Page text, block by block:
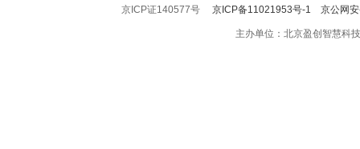
京ICP证140577号 京ICP备11021953号-1 京公网
主办单位：北京盈创智慧科